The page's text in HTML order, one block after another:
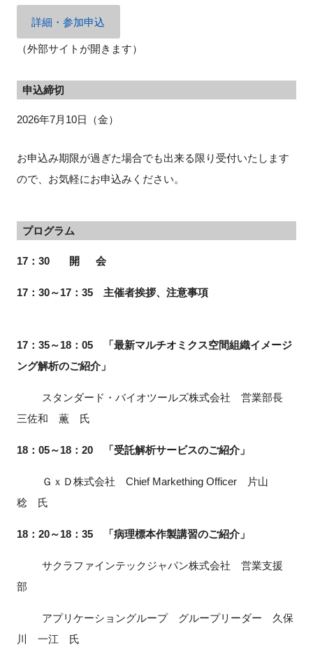
詳細・参加申込
（外部サイトが開きます）
申込締切
2026年7月10日（金）
お申込み期限が過ぎた場合でも出来る限り受付いたします
ので、お気軽にお申込みください。
プログラム
17：30 開 会
17：30～17：35 主催者挨拶、注意事項
17：35～18：05 「最新マルチオミクス空間組織イメージ
ング解析のご紹介」
スタンダード・バイオツールズ株式会社 営業部長
三佐和 薫 氏
18：05～18：20 「受託解析サービスのご紹介」
ＧｘＤ株式会社 Chief Markething Officer 片山
稔 氏
18：20～18：35 「病理標本作製講習のご紹介」
サクラファインテックジャパン株式会社 営業支援
部
アプリケーショングループ グループリーダー 久保
川 一江 氏